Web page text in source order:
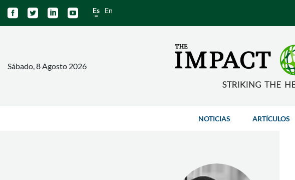
    Es En
Sábado, 8 Agosto 2026
NOTICIAS ARTÍCULOS